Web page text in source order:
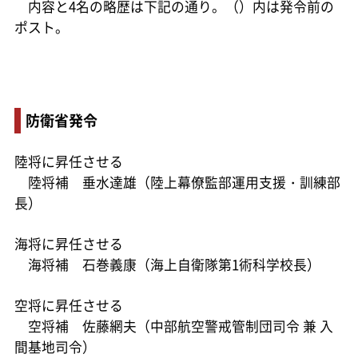
内容と4名の略歴は下記の通り。（）内は発令前の
ポスト。
防衛省発令
陸将に昇任させる
陸将補 垂水達雄（陸上幕僚監部運用支援・訓練部
長）
海将に昇任させる
海将補 石巻義康（海上自衛隊第1術科学校長）
空将に昇任させる
空将補 佐藤網夫（中部航空警戒管制団司令 兼 入
間基地司令）